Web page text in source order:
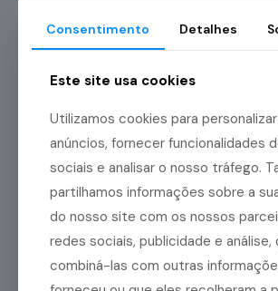
Consentimento Detalhes
Este site usa cookies
Utilizamos cookies para
anúncios, fornecer funcionalidades
sociais e analisar o nosso tráfego.
partilhamos informações sobre a
do nosso site com os nossos
redes sociais, publicidade e análise,
combiná-las com outras